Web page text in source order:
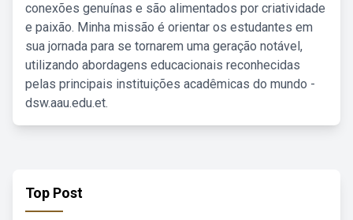
conexões genuínas e são alimentados por criatividade
e paixão. Minha missão é orientar os estudantes em
sua jornada para se tornarem uma geração notável,
utilizando abordagens educacionais reconhecidas
pelas principais instituições acadêmicas do mundo -
dsw.aau.edu.et.
Top Post